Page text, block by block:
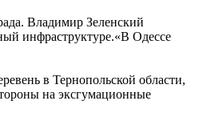
Владимир Зеленский
инфраструктуре.«В Одессе
в Тернопольской области,
на эксгумационные